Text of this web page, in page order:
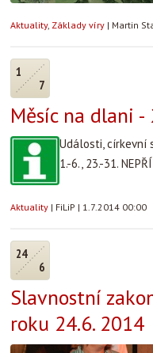
Aktuality, Základy víry | Martin
1
7
Měsíc na dlani
Události, církevní
1.-6., 23.-31.
Aktuality | FiLiP | 1.7.2014 00:00
24
6
Slavnostní
roku 24.6. 2014